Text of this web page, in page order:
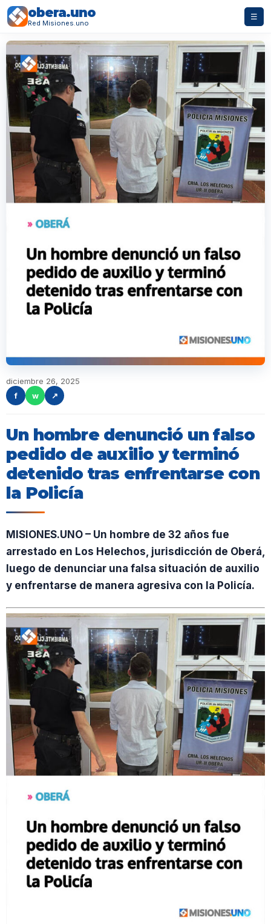
obera.uno
Red Misiones.uno
☰
diciembre 26, 2025
f
w ↗
Un hombre denunció un falso
pedido de auxilio y terminó
detenido tras enfrentarse con
la Policía
MISIONES.UNO – Un hombre de 32 años fue
arrestado en Los Helechos, jurisdicción de Oberá,
luego de denunciar una falsa situación de auxilio
y enfrentarse de manera agresiva con la Policía.